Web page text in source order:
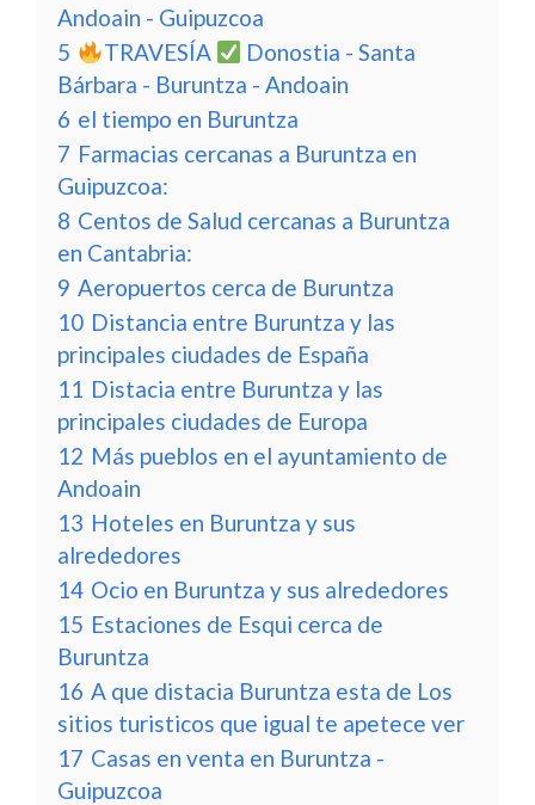
Andoain - Guipuzcoa
5
TRAVESÍA
Donostia - Santa
Bárbara - Buruntza - Andoain
6 el tiempo en Buruntza
7 Farmacias cercanas a Buruntza en
Guipuzcoa:
8 Centos de Salud cercanas a Buruntza
en Cantabria:
9 Aeropuertos cerca de Buruntza
10 Distancia entre Buruntza y las
principales ciudades de España
11 Distacia entre Buruntza y las
principales ciudades de Europa
12 Más pueblos en el ayuntamiento de
Andoain
13 Hoteles en Buruntza y sus
alrededores
14 Ocio en Buruntza y sus alrededores
15 Estaciones de Esqui cerca de
Buruntza
16 A que distacia Buruntza esta de Los
sitios turisticos que igual te apetece ver
17 Casas en venta en Buruntza -
Guipuzcoa